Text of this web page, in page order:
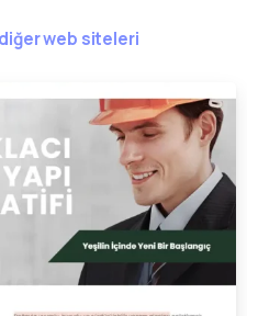
diğer web siteleri